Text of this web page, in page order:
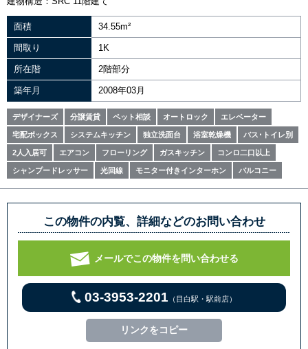
面積 34.55m²
間取り 1K
所在階 2階部分
築年月 2008年03月
デザイナーズ 分譲賃貸 ペット相談 オートロック エレベーター
宅配ボックス システムキッチン 独立洗面台 浴室乾燥機 バス･トイレ別
2人入居可 エアコン フローリング ガスキッチン コンロ二口以上
シャンプードレッサー 光回線 モニター付きインターホン バルコニー
この物件の内覧、詳細などのお問い合わせ
メールでこの物件を問い合わせる
03-3953-2201 （目白駅・駅前店）
リンクをコピー